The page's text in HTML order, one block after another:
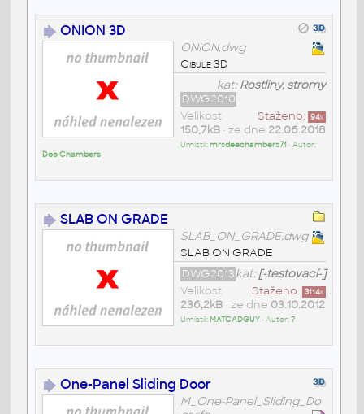
ONION 3D
ONION.dwg
Cibule 3D
kat:Rostliny, stromy
DWG2010
Staženo: 94x
Velikost
150,7kB• ze dne 22.06.2018
Umístil:mrsdeechambers71 • Autor:
Dee Chambers
SLAB ON GRADE
SLAB_ON_GRADE.dwg
SLAB ON GRADE
kat:[-testovací-]
DWG2013
Staženo: 3114x
Velikost
236,2kB• ze dne 03.10.2012
Umístil: MATCADGUY• Autor:?
One-Panel Sliding Door
M_One-Panel_Sliding_Do